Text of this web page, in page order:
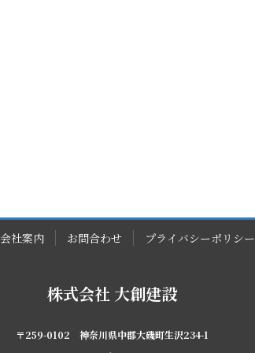
会社案内 お問合わせ プライバシーポリシー
株式会社 大創建設
〒259-0102 神奈川県中郡大磯町生沢234-1